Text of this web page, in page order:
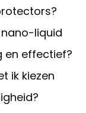
liquid
en effectief?
ik kiezen